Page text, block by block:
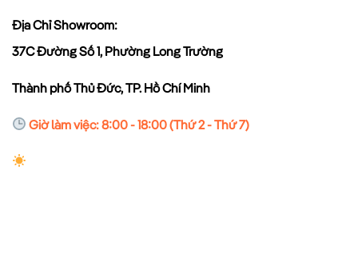
Địa Chỉ Showroom:
37C Đường Số 1, Phường Long Trường
Thành phố Thủ Đức, TP. Hồ Chí Minh
Giờ làm việc: 8:00 - 18:00 (Thứ 2 - Thứ 7)